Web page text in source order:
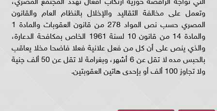
وتعمل على مخالفة التقاليد والإخلال بالنظام العام والقانون
المصري حسب نص المواد 278 من قانون العقوبات والمادة 1
والمادة 14 من قانون 10 لسنة 1961 الخاص بمكافحة الدعارة،
والذي ينص على أن كل من فعل علانية فعلا فاضحا مخلا يعاقب
بالحبس مده لا تقل عن 6 أشهر، وبغرامة لا تقل عن 50 ألف جنية
ولا تجاوز 100 ألف أو بإحدى هاتين العقوبتين.